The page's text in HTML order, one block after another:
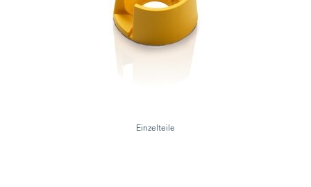
Einzelteile